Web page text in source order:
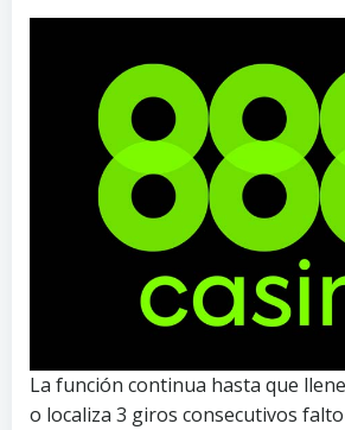
La función continua hasta que
o localiza 3 giros consecutivos